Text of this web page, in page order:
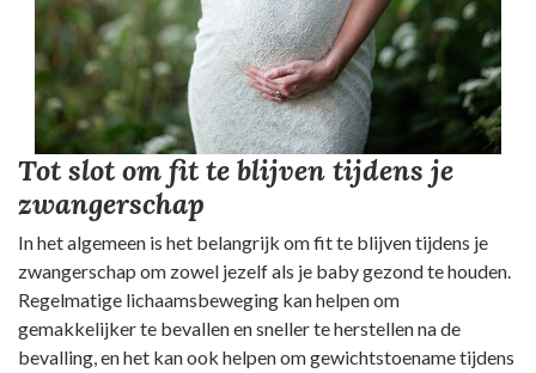
Tot slot om fit te blijven tijdens je
zwangerschap
In het algemeen is het belangrijk om fit te blijven tijdens je
zwangerschap om zowel jezelf als je baby gezond te houden.
Regelmatige lichaamsbeweging kan helpen om
gemakkelijker te bevallen en sneller te herstellen na de
bevalling, en het kan ook helpen om gewichtstoename tijdens